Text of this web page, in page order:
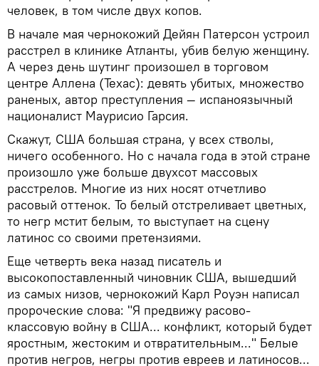
человек, в том числе двух копов.
В начале мая чернокожий Дейян Патерсон устроил
расстрел в клинике Атланты, убив белую женщину.
А через день шутинг произошел в торговом
центре Аллена (Техас): девять убитых, множество
раненых, автор преступления — испаноязычный
националист Маурисио Гарсия.
Скажут, США большая страна, у всех стволы,
ничего особенного. Но с начала года в этой стране
произошло уже больше двухсот массовых
расстрелов. Многие из них носят отчетливо
расовый оттенок. То белый отстреливает цветных,
то негр мстит белым, то выступает на сцену
латинос со своими претензиями.
Еще четверть века назад писатель и
высокопоставленный чиновник США, вышедший
из самых низов, чернокожий Карл Роуэн написал
пророческие слова: "Я предвижу расово-
классовую войну в США... конфликт, который будет
яростным, жестоким и отвратительным..." Белые
против негров, негры против евреев и латиносов...